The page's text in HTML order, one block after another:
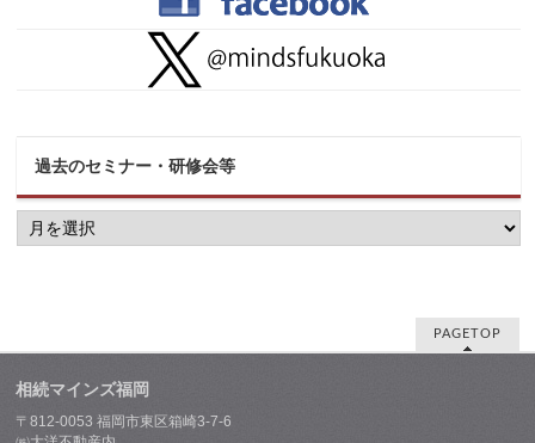
過去のセミナー・研修会等
過
去
の
研
修
会
等
PAGETOP
相続マインズ福岡
〒812-0053 福岡市東区箱崎3-7-6